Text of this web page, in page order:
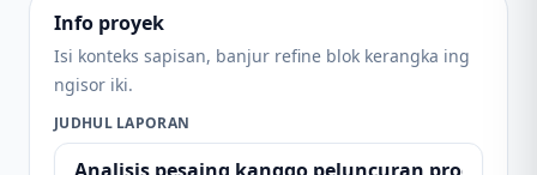
Info proyek
Isi konteks sapisan, banjur refine blok kerangka ing
ngisor iki.
JUDHUL LAPORAN